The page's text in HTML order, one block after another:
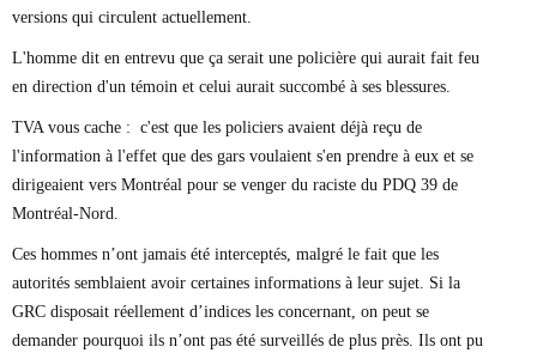
versions qui circulent actuellement.
L'homme dit en entrevu que ça serait une policière qui aurait fait feu
en direction d'un témoin et celui aurait succombé à ses blessures.
TVA vous cache : c'est que les policiers avaient déjà reçu de
l'information à l'effet que des gars voulaient s'en prendre à eux et se
dirigeaient vers Montréal pour se venger du raciste du PDQ 39 de
Montréal-Nord.
Ces hommes n’ont jamais été interceptés, malgré le fait que les
autorités semblaient avoir certaines informations à leur sujet. Si la
GRC disposait réellement d’indices les concernant, on peut se
demander pourquoi ils n’ont pas été surveillés de plus près. Ils ont pu